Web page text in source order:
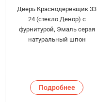
Дверь Краснодеревщик 33
24 (стекло Денор) с
фурнитурой, Эмаль серая
натуральный шпон
Подробнее